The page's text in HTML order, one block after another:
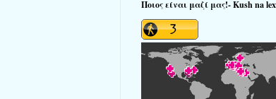
Ποιος είναι μαζί μας!- Kush na